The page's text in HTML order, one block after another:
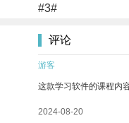
#3#
评论
游客
这款学习软件的课程内
2024-08-20